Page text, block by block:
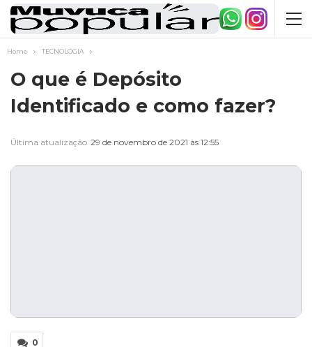
Home TECNOLOGIA
O que é Depósito
Identificado e como fazer?
Última atualização 29 de novembro de 2021 às 12:55
0